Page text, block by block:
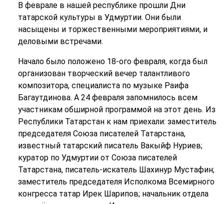
В феврале в нашей республике прошли Дни
татарской культуры в Удмуртии. Они были
насыщены и торжественными мероприятиями, и
деловыми встречами.
Начало было положено 18-ого февраля, когда был
организован творческий вечер талантливого
композитора, специалиста по музыке Раифа
Багаутдинова. А 24 февраля запомнилось всем
участникам обширной программой на этот день. Из
Республики Татарстан к нам приехали: заместитель
председателя Союза писателей Татарстана,
известный татарский писатель Вакыйф Нуриев;
куратор по Удмуртии от Союза писателей
Татарстана, писатель-искатель Шахинур Мустафин;
заместитель председателя Исполкома Всемирного
конгресса татар Ирек Шарипов; начальник отдела